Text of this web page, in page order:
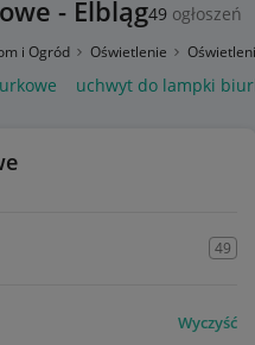
- Elbląg49 ogłoszeń
i Ogród Oświetlenie
uchwyt do lampki
49
Wyczyść